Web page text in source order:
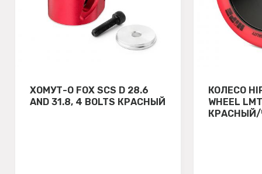
ХОМУТ-О FOX SCS D 28.6
AND 31.8, 4 BOLTS КРАСНЫЙ
КОЛЕСО
WHEEL